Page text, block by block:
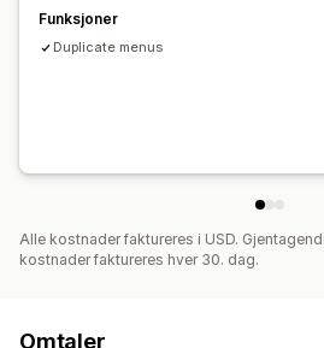
Funksjoner
Duplicate menus
Alle kostnader faktureres i USD.
kostnader faktureres hver 30. dag.
Omtaler